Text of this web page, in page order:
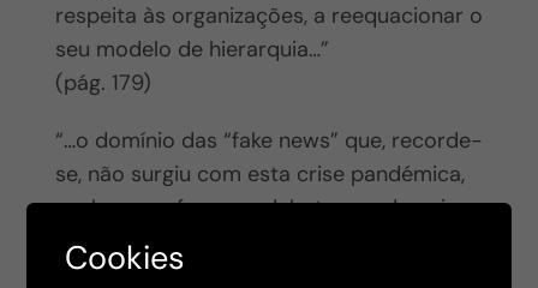
respeita às organizações, a reequacionar o
seu modelo de hierarquia…”
(pág. 179)
“…o domínio das “fake news” que, recorde-
se, não surgiu com esta crise pandémica,
acaba por ofuscar o debate que deveria
estar centrado na crescente produção de
dados e na forma como queremos geri-la,
Cookies